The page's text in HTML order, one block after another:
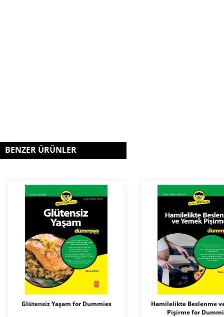
BENZER ÜRÜNLER
Glütensiz Yaşam for Dummies
Hamilelikte Beslenme
Pişirme for